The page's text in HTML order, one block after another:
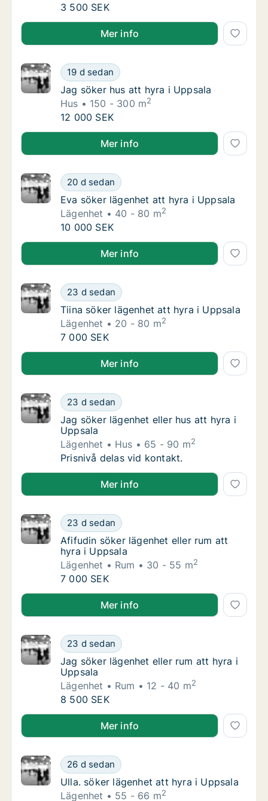
Hassan söker rum att hyra i Uppsala
3 500 SEK
Hassan söker rum att hyra i Uppsala
Mer info
Jag söker hus att hyra i Uppsala
19 d sedan
Jag söker hus att hyra i Uppsala
Jag söker hus att hyra i Uppsala
Hus
150 - 300 m2
Jag söker hus att hyra i Uppsala
12 000 SEK
Jag söker hus att hyra i Uppsala
Mer info
Eva söker lägenhet att hyra i Uppsala
20 d sedan
Eva söker lägenhet att hyra i Uppsala
Eva söker lägenhet att hyra i Uppsala
Lägenhet
40 - 80 m2
Eva söker lägenhet att hyra i Uppsala
10 000 SEK
Eva söker lägenhet att hyra i Uppsala
Mer info
Tiina söker lägenhet att hyra i Uppsala
23 d sedan
Tiina söker lägenhet att hyra i Uppsala
Tiina söker lägenhet att hyra i Uppsala
Lägenhet
20 - 80 m2
Tiina söker lägenhet att hyra i Uppsala
7 000 SEK
Tiina söker lägenhet att hyra i Uppsala
Mer info
Jag söker lägenhet eller hus att hyra i
23 d sedan
Jag söker lägenhet eller hus att hyra i
Jag söker lägenhet eller hus att hyra i
Uppsala
Lägenhet
Hus 65 - 90 m2
Jag söker lägenhet eller hus att hyra i
Prisnivå delas vid kontakt.
Jag söker lägenhet eller hus att hyra i Uppsala
Mer info
Afifudin söker lägenhet eller rum att hyra i
23 d sedan
Afifudin söker lägenhet eller rum att hyra i
Afifudin söker lägenhet eller rum att
hyra i Uppsala
Lägenhet
Rum 30 - 55 m2
Afifudin söker lägenhet eller rum att hyra i
7 000 SEK
Afifudin söker lägenhet eller rum att hyra i Uppsala
Mer info
Jag söker lägenhet eller rum att hyra i
23 d sedan
Jag söker lägenhet eller rum att hyra i
Jag söker lägenhet eller rum att hyra i
Uppsala
Lägenhet
Rum 12 - 40 m2
Jag söker lägenhet eller rum att hyra i
8 500 SEK
Jag söker lägenhet eller rum att hyra i Uppsala
Mer info
Ulla. söker lägenhet att hyra i Uppsala
26 d sedan
Ulla. söker lägenhet att hyra i Uppsala
Ulla. söker lägenhet att hyra i Uppsala
Lägenhet
55 - 66 m2